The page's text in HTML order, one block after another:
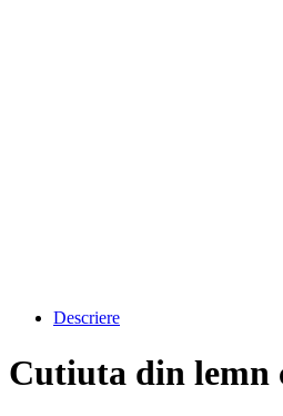
Descriere
Cutiuta din lemn